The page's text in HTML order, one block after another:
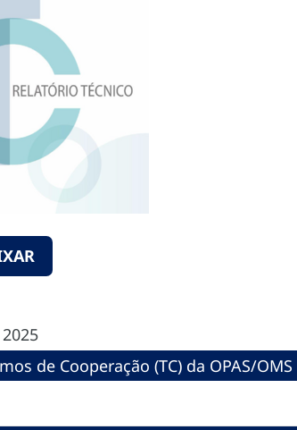
de Cooperação (TC) da OPAS/